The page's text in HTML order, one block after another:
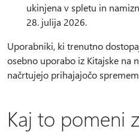
ukinjena v spletu in
28. julija 2026.
Uporabniki, ki trenutno
osebno uporabo iz Kitajske na
načrtujejo prihajajočo
Kaj to pomeni